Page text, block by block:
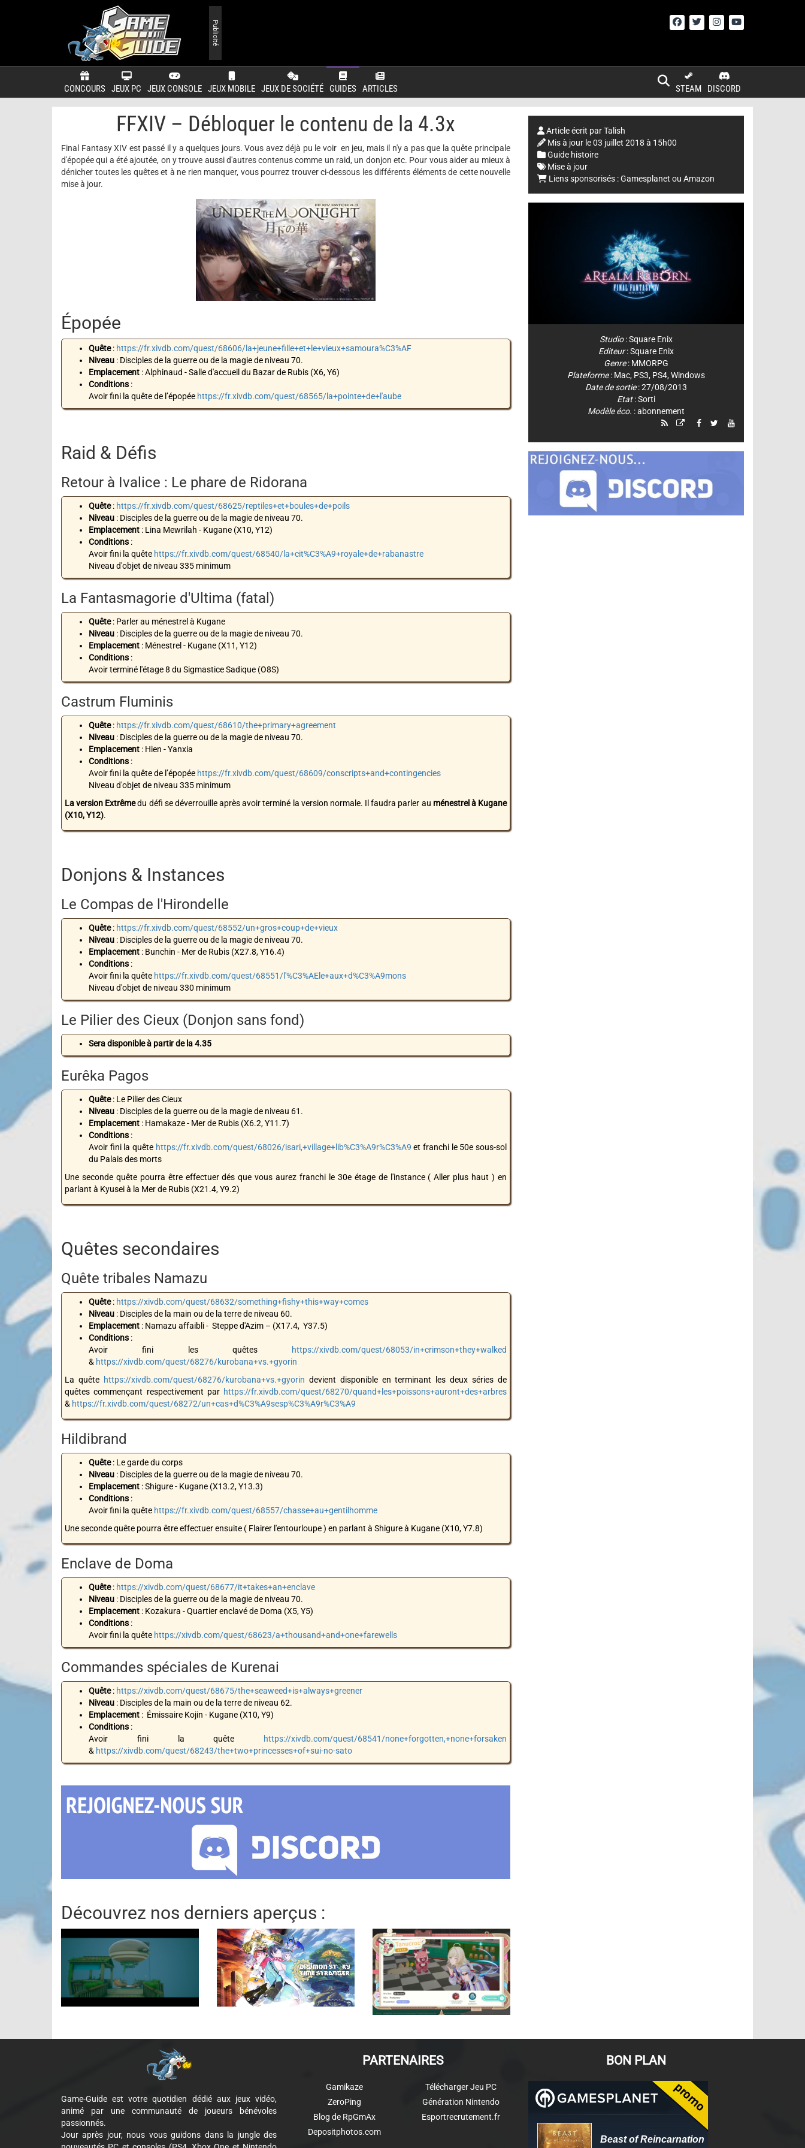
CONCOURS JEUX PC JEUX CONSOLE JEUX MOBILE JEUX DE SOCIÉTÉ GUIDES ARTICLES DISCORD
STEAM
Publicité
FFXIV – Débloquer le contenu de la 4.3x
Final Fantasy XIV est passé il y a quelques jours. Vous avez déjà pu le voir en jeu, mais il n'y a pas que la quête principale
d'épopée qui a été ajoutée, on y trouve aussi d'autres contenus comme un raid, un donjon etc. Pour vous aider au mieux à
dénicher toutes les quêtes et à ne rien manquer, vous pourrez trouver ci-dessous les différents éléments de cette nouvelle
mise à jour.
Épopée
Quête: https://fr.xivdb.com/quest/68606/la+jeune+fille+et+le+vieux+samoura%C3%AF
Niveau : Disciples de la guerre ou de la magie de niveau 70.
Emplacement : Alphinaud - Salle d'accueil du Bazar de Rubis (X6, Y6)
Conditions :
Avoir fini la quête de l’épopée https://fr.xivdb.com/quest/68565/la+pointe+de+l'aube
Raid & Défis
Retour à Ivalice : Le phare de Ridorana
Quête: https://fr.xivdb.com/quest/68625/reptiles+et+boules+de+poils
Niveau : Disciples de la guerre ou de la magie de niveau 70.
Emplacement : Lina Mewrilah - Kugane (X10, Y12)
Conditions :
Avoir fini la quête https://fr.xivdb.com/quest/68540/la+cit%C3%A9+royale+de+rabanastre
Niveau d'objet de niveau 335 minimum
La Fantasmagorie d'Ultima (fatal)
Quête: Parler au ménestrel à Kugane
Niveau : Disciples de la guerre ou de la magie de niveau 70.
Emplacement : Ménestrel - Kugane (X11, Y12)
Conditions :
Avoir terminé l'étage 8 du Sigmastice Sadique (O8S)
Castrum Fluminis
Quête: https://fr.xivdb.com/quest/68610/the+primary+agreement
Niveau : Disciples de la guerre ou de la magie de niveau 70.
Emplacement : Hien - Yanxia
Conditions :
Avoir fini la quête de l’épopée https://fr.xivdb.com/quest/68609/conscripts+and+contingencies
Niveau d'objet de niveau 335 minimum
La version Extrêmedu défi se déverrouille après avoir terminé la version normale. Il faudra parler au ménestrel à Kugane
(X10, Y12).
Donjons & Instances
Le Compas de l'Hirondelle
Quête: https://fr.xivdb.com/quest/68552/un+gros+coup+de+vieux
Niveau : Disciples de la guerre ou de la magie de niveau 70.
Emplacement : Bunchin - Mer de Rubis (X27.8, Y16.4)
Conditions :
Avoir fini la quête https://fr.xivdb.com/quest/68551/l'%C3%AEle+aux+d%C3%A9mons
Niveau d'objet de niveau 330 minimum
Le Pilier des Cieux (Donjon sans fond)
Sera disponible à partir de la 4.35
Eurêka Pagos
Quête: Le Pilier des Cieux
Niveau : Disciples de la guerre ou de la magie de niveau 61.
Emplacement : Hamakaze - Mer de Rubis (X6.2, Y11.7)
Conditions :
Avoir fini la quête https://fr.xivdb.com/quest/68026/isari,+village+lib%C3%A9r%C3%A9 et franchi le 50e sous-sol
du Palais des morts
Une seconde quête pourra être effectuer dés que vous aurez franchi le 30e étage de l'instance ( Aller plus haut ) en
parlant à Kyusei à la Mer de Rubis (X21.4, Y9.2)
Quêtes secondaires
Quête tribales Namazu
Quête: https://xivdb.com/quest/68632/something+fishy+this+way+comes
Niveau : Disciples de la main ou de la terre de niveau 60.
Emplacement : Namazu affaibli - Steppe d'Azim – (X17.4, Y37.5)
Conditions :
Avoir fini les quêtes
https://xivdb.com/quest/68053/in+crimson+they+walked
& https://xivdb.com/quest/68276/kurobana+vs.+gyorin
La quête https://xivdb.com/quest/68276/kurobana+vs.+gyorin devient disponible en terminant les deux séries de
quêtes commençant respectivement par https://fr.xivdb.com/quest/68270/quand+les+poissons+auront+des+arbres
& https://fr.xivdb.com/quest/68272/un+cas+d%C3%A9sesp%C3%A9r%C3%A9
Hildibrand
Quête: Le garde du corps
Niveau : Disciples de la guerre ou de la magie de niveau 70.
Emplacement : Shigure - Kugane (X13.2, Y13.3)
Conditions :
Avoir fini la quête https://fr.xivdb.com/quest/68557/chasse+au+gentilhomme
Une seconde quête pourra être effectuer ensuite ( Flairer l'entourloupe ) en parlant à Shigure à Kugane (X10, Y7.8)
Enclave de Doma
Quête: https://xivdb.com/quest/68677/it+takes+an+enclave
Niveau : Disciples de la guerre ou de la magie de niveau 70.
Emplacement : Kozakura - Quartier enclavé de Doma (X5, Y5)
Conditions :
Avoir fini la quête https://xivdb.com/quest/68623/a+thousand+and+one+farewells
Commandes spéciales de Kurenai
Quête: https://xivdb.com/quest/68675/the+seaweed+is+always+greener
Niveau : Disciples de la main ou de la terre de niveau 62.
Emplacement : Émissaire Kojin - Kugane (X10, Y9)
Conditions :
Avoir fini la quête
https://xivdb.com/quest/68541/none+forgotten,+none+forsaken
& https://xivdb.com/quest/68243/the+two+princesses+of+sui-no-sato
Découvrez nos derniers aperçus :
Article écrit parTalish
Mis à jour le03 juillet 2018 à 15h00
Guide histoire
Mise à jour
Liens sponsorisés :Gamesplanet ou Amazon
Studio:Square Enix
Editeur:Square Enix
Genre: MMORPG
Plateforme: Mac, PS3, PS4, Windows
Date de sortie: 27/08/2013
Etat: Sorti
Modèle éco. : abonnement
Game-Guide est votre quotidien dédié aux jeux vidéo,
animé par une communauté de joueurs bénévoles
passionnés.
Jour après jour, nous vous guidons dans la jungle des
PARTENAIRES
Gamikaze
ZeroPing
Blog de RpGmAx
Depositphotos.com
Télécharger Jeu PC
Génération Nintendo
Esportrecrutement.fr
BON PLAN